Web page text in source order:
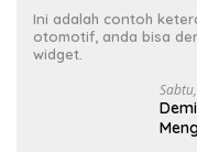
Ini adalah contoh
otomotif, anda bisa
widget.